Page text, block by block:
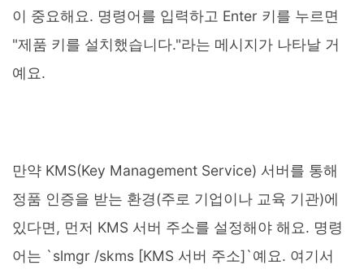
이 중요해요. 명령어를 입력하고 Enter 키를 누르면
"제품 키를 설치했습니다."라는 메시지가 나타날 거
예요.
만약 KMS(Key Management Service) 서버를 통해
정품 인증을 받는 환경(주로 기업이나 교육 기관)에
있다면, 먼저 KMS 서버 주소를 설정해야 해요. 명령
어는 `slmgr /skms [KMS 서버 주소]`예요. 여기서